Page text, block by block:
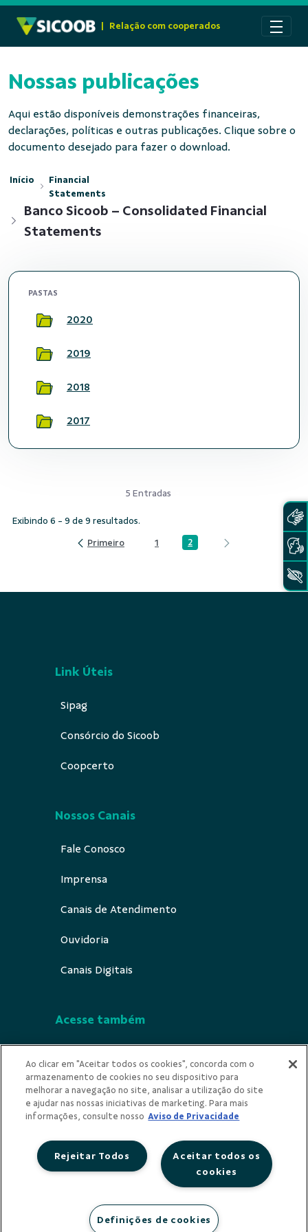
Relação com cooperados
Nossas publicações
Aqui estão disponíveis demonstrações financeiras,
declarações, políticas e outras publicações. Clique sobre o
documento desejado para fazer o download.
Início
Financial
Statements
Banco Sicoob – Consolidated Financial
Statements
PASTAS
2020
2019
2018
2017
5 Entradas
Exibindo 6 - 9 de 9 resultados.
Página
1 Página
2
Link Úteis
Sipag
Consórcio do Sicoob
Coopcerto
Nossos Canais
Fale Conosco
Imprensa
Canais de Atendimento
Ouvidoria
Canais Digitais
Acesse também
Indícios de Ilicitude
Privacidade
Ao clicar em "Aceitar todos os cookies", concorda com o
armazenamento de cookies no seu dispositivo para
melhorar a navegação no site, analisar a utilização do site
e ajudar nas nossas iniciativas de marketing. Para mais
informações, consulte nosso Aviso de Privacidade
Aceitar todos os
cookies
Rejeitar Todos
Definições de cookies